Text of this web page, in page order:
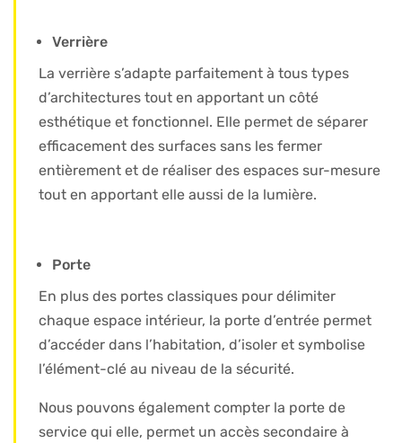
Verrière
La verrière s’adapte parfaitement à tous types
d’architectures tout en apportant un côté
esthétique et fonctionnel. Elle permet de séparer
efficacement des surfaces sans les fermer
entièrement et de réaliser des espaces sur-mesure
tout en apportant elle aussi de la lumière.
Porte
En plus des portes classiques pour délimiter
chaque espace intérieur, la porte d’entrée permet
d’accéder dans l’habitation, d’isoler et symbolise
l’élément-clé au niveau de la sécurité.
Nous pouvons également compter la porte de
service qui elle, permet un accès secondaire à